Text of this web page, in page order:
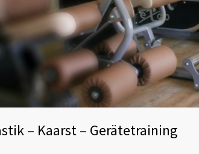
– Kaarst – Gerätetraining